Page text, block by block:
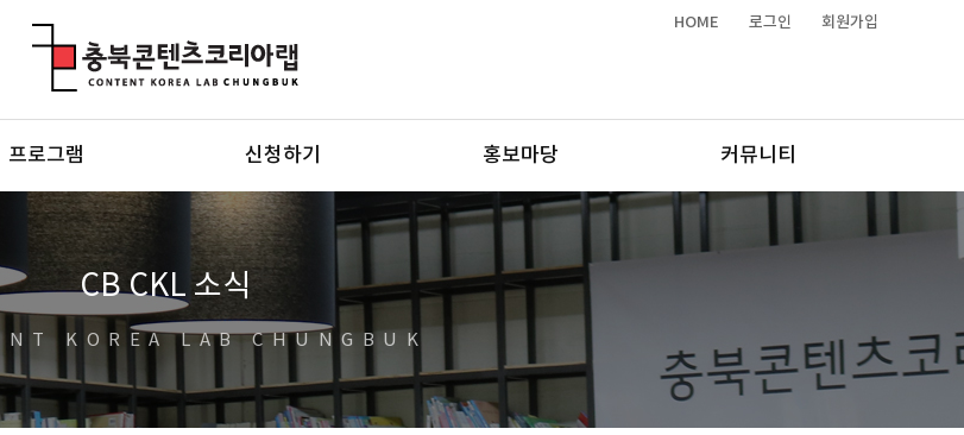
HOME 로그인 회원가입
프로그램 신청하기 홍보마당 커뮤니티
CB CKL 소식
KOREA LAB CHUNGBUK